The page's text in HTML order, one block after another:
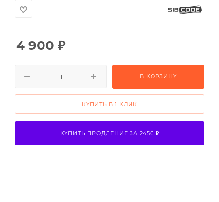
4 900 ₽
В КОРЗИНУ
КУПИТЬ В 1 КЛИК
КУПИТЬ ПРОДЛЕНИЕ ЗА 2450 ₽